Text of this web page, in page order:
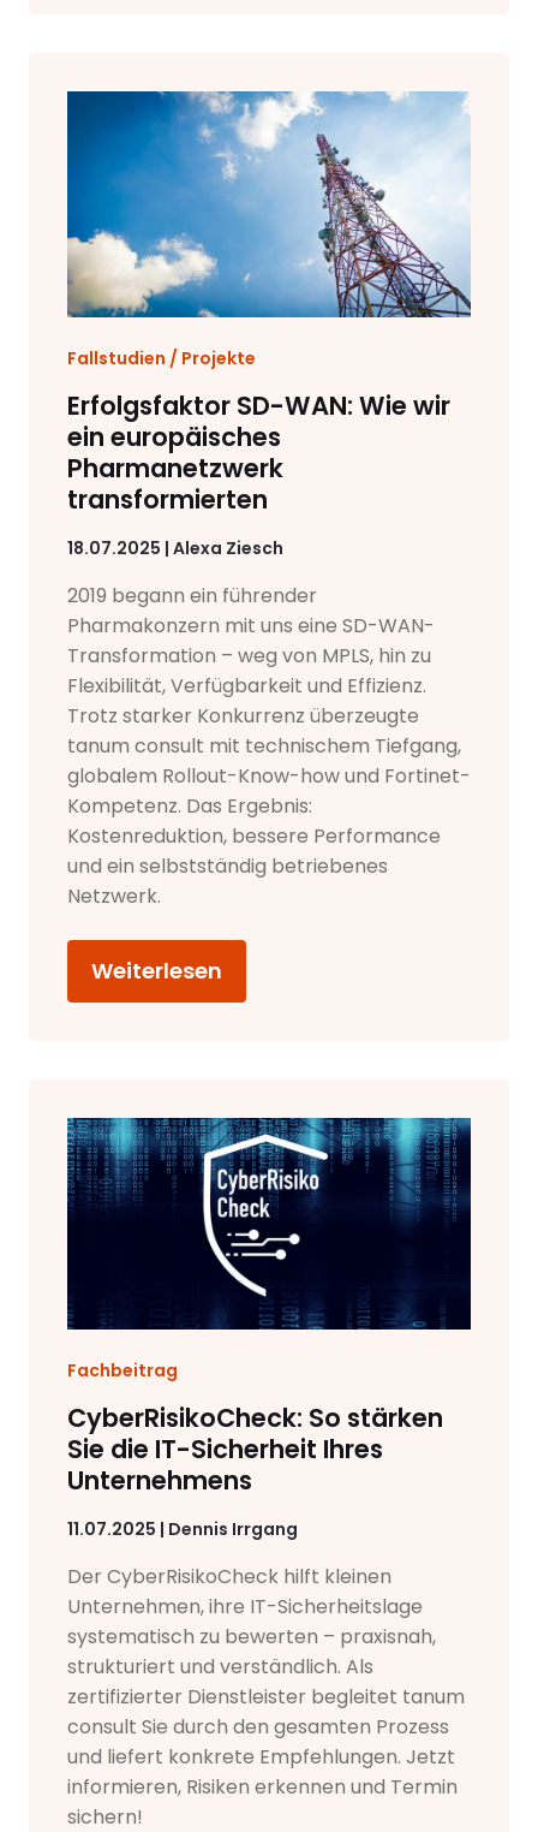
Fallstudien / Projekte
Erfolgsfaktor SD-WAN: Wie wir
ein europäisches
Pharmanetzwerk
transformierten
18.07.2025 | Alexa Ziesch
2019 begann ein führender
Pharmakonzern mit uns eine SD-WAN-
Transformation – weg von MPLS, hin zu
Flexibilität, Verfügbarkeit und Effizienz.
Trotz starker Konkurrenz überzeugte
tanum consult mit technischem Tiefgang,
globalem Rollout-Know-how und Fortinet-
Kompetenz. Das Ergebnis:
Kostenreduktion, bessere Performance
und ein selbstständig betriebenes
Netzwerk.
Weiterlesen
Fachbeitrag
CyberRisikoCheck: So stärken
Sie die IT-Sicherheit Ihres
Unternehmens
11.07.2025 | Dennis Irrgang
Der CyberRisikoCheck hilft kleinen
Unternehmen, ihre IT-Sicherheitslage
systematisch zu bewerten – praxisnah,
strukturiert und verständlich. Als
zertifizierter Dienstleister begleitet tanum
consult Sie durch den gesamten Prozess
und liefert konkrete Empfehlungen. Jetzt
informieren, Risiken erkennen und Termin
sichern!